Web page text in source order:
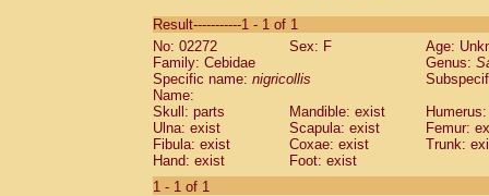
CebidaeSaguinus labiatus(0)
Cebidae Saguinus leucopus (0)
Cebidae
CebidaeSaguinus mystax
Cebidae Saguinus nigricollis (1)
Cebidae Saguinus oedipus
Cebidae Saguinus weddelli
Cebidae Saguinusspp.
Cebidae
Result-----------1 - 1 of 1
No: 02272
Sex: F
Age:
Family: Cebidae
Genus:
Specific name: nigricollis
Name:
Skull: parts
Mandible: exist
Ulna: exist
Scapula: exist
Femur:
Fibula: exist
Coxae: exist
Trunk:
Hand: exist
Foot: exist
1 - 1 of 1